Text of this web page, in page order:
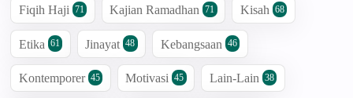
Fiqih Haji 71 Kajian Ramadhan 71 Kisah 68
Etika 61 Jinayat 48 Kebangsaan 46
Kontemporer 45 Motivasi 45 Lain-Lain 38